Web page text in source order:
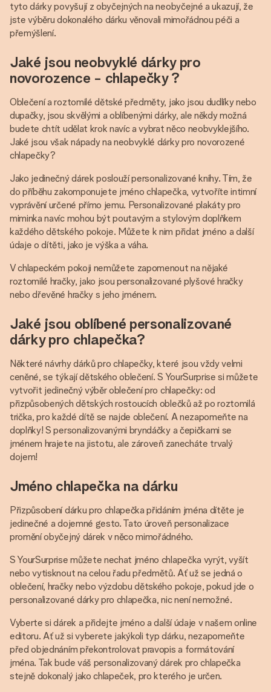
tyto dárky povyšují z obyčejných na neobyčejné a ukazují, že
jste výběru dokonalého dárku věnovali mimořádnou péči a
přemýšlení.
Jaké jsou neobvyklé dárky pro
novorozence - chlapečky ?
Oblečení a roztomilé dětské předměty, jako jsou dudlíky nebo
dupačky, jsou skvělými a oblíbenými dárky, ale někdy možná
budete chtít udělat krok navíc a vybrat něco neobvyklejšího.
Jaké jsou však nápady na neobvyklé dárky pro novorozené
chlapečky?
Jako jedinečný dárek poslouží personalizované knihy. Tím, že
do příběhu zakomponujete jméno chlapečka, vytvoříte intimní
vyprávění určené přímo jemu. Personalizované plakáty pro
miminka navíc mohou být poutavým a stylovým doplňkem
každého dětského pokoje. Můžete k nim přidat jméno a další
údaje o dítěti, jako je výška a váha.
V chlapeckém pokoji nemůžete zapomenout na nějaké
roztomilé hračky, jako jsou personalizované plyšové hračky
nebo dřevěné hračky s jeho jménem.
Jaké jsou oblíbené personalizované
dárky pro chlapečka?
Některé návrhy dárků pro chlapečky, které jsou vždy velmi
ceněné, se týkají dětského oblečení. S YourSurprise si můžete
vytvořit jedinečný výběr oblečení pro chlapečky: od
přizpůsobených dětských rostoucích oblečků až po roztomilá
trička, pro každé dítě se najde oblečení. A nezapomeňte na
doplňky! S personalizovanými bryndáčky a čepičkami se
jménem hrajete na jistotu, ale zároveň zanecháte trvalý
dojem!
Jméno chlapečka na dárku
Přizpůsobení dárku pro chlapečka přidáním jména dítěte je
jedinečné a dojemné gesto. Tato úroveň personalizace
promění obyčejný dárek v něco mimořádného.
S YourSurprise můžete nechat jméno chlapečka vyrýt, vyšít
nebo vytisknout na celou řadu předmětů. Ať už se jedná o
oblečení, hračky nebo výzdobu dětského pokoje, pokud jde o
personalizované dárky pro chlapečka, nic není nemožné.
Vyberte si dárek a přidejte jméno a další údaje v našem online
editoru. Ať už si vyberete jakýkoli typ dárku, nezapomeňte
před objednáním překontrolovat pravopis a formátování
jména. Tak bude váš personalizovaný dárek pro chlapečka
stejně dokonalý jako chlapeček, pro kterého je určen.